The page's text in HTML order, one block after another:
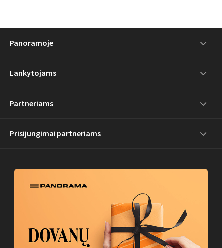
Panoramoje
Lankytojams
Partneriams
Prisijungimai partneriams